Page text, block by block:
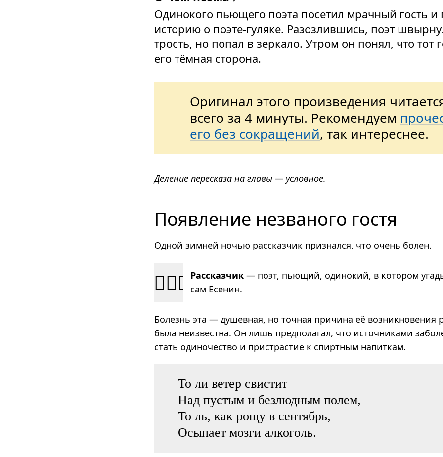
Одинокого пьющего поэта посетил мрачный гость и
историю о поэте-гуляке. Разозлившись, поэт
трость, но попал в зеркало. Утром он понял, что тот
его тёмная сторона.
Оригинал этого произведения
всего за 4 минуты. Рекомендуем
его без сокращений, так интереснее.
Деление пересказа на главы — условное.
Появление незваного гостя
Одной зимней ночью рассказчик признался, что очень болен.
👱🏻‍♂️ Рассказчик — поэт, пью­щий, оди­но­кий, в кото­ром
сам Есе­нин.
Болезнь эта — душевная, но точная причина её возникновения
была неизвестна. Он лишь предполагал, что источниками
стать одиночество и пристрастие к спиртным напиткам.
То ли ветер свистит
Над пустым и безлюдным полем,
То ль, как рощу в сентябрь,
Осыпает мозги алкоголь.